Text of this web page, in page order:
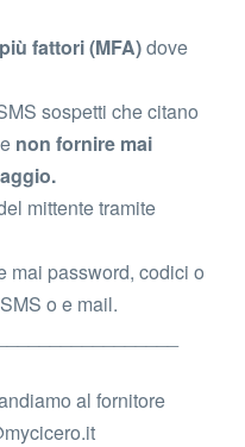
fattori (MFA)dove
sospetti che citano
non fornire mai
mittente tramite
mai password, codici o
o e mail.
al fornitore